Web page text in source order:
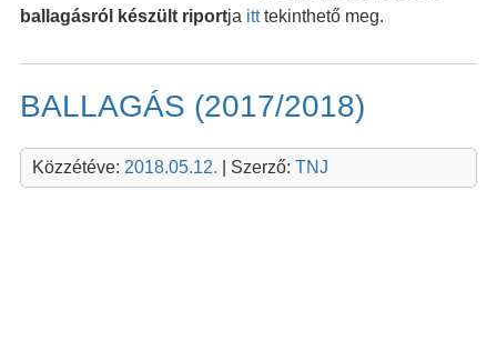
ballagásról készült riportja itttekinthető meg.
BALLAGÁS (2017/2018)
Közzétéve: 2018.05.12. | Szerző: TNJ